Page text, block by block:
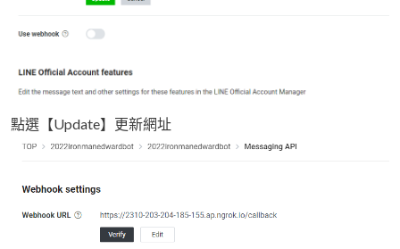
點選【Update】更新網址